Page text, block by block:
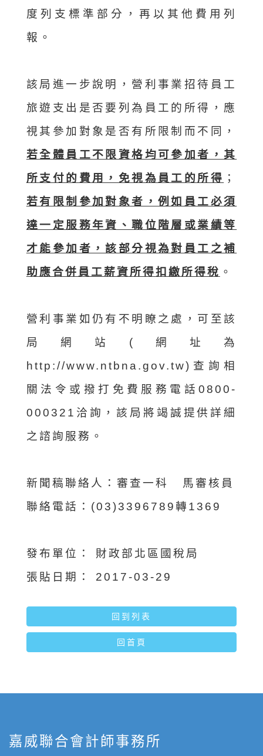
度列支標準部分，再以其他費用列
報。
該局進一步說明，營利事業招待員工
旅遊支出是否要列為員工的所得，應
視其參加對象是否有所限制而不同，
若全體員工不限資格均可參加者，其
所支付的費用，免視為員工的所得 ；
若有限制參加對象者，例如員工必須
達一定服務年資、職位階層或業績等
才能參加者，該部分視為對員工之補
助應合併員工薪資所得扣繳所得稅 。
營利事業如仍有不明瞭之處，可至該
局網站(網址為
http://www.ntbna.gov.tw)查詢相
關法令或撥打免費服務電話0800-
000321洽詢，該局將竭誠提供詳細
之諮詢服務。
新聞稿聯絡人：審查一科 馬審核員
聯絡電話：(03)3396789轉1369
發布單位：
財政部北區國稅局
張貼日期：
2017-03-29
回到列表
回首頁
嘉威聯合會計師事務所